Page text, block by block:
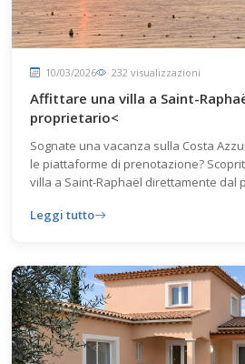
10/03/2026 232 visualizzazioni
Affittare una villa a Saint-
proprietario<
Sognate una vacanza sulla Costa
le piattaforme di prenotazione?
villa a Saint-Raphaël direttamente dal
Leggi tutto